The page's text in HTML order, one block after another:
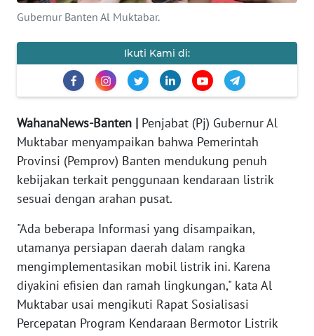
Gubernur Banten Al Muktabar.
Ikuti Kami di:
WahanaNews-Banten | Penjabat (Pj) Gubernur Al
Muktabar menyampaikan bahwa Pemerintah
Provinsi (Pemprov) Banten mendukung penuh
kebijakan terkait penggunaan kendaraan listrik
sesuai dengan arahan pusat.
"Ada beberapa Informasi yang disampaikan,
utamanya persiapan daerah dalam rangka
mengimplementasikan mobil listrik ini. Karena
diyakini efisien dan ramah lingkungan," kata Al
Muktabar usai mengikuti Rapat Sosialisasi
Percepatan Program Kendaraan Bermotor Listrik
IKLAN
PEDOMAN
MEDIA
SIBER
REDAKSI
KARIR
DISCLAIMER
Wahana
News